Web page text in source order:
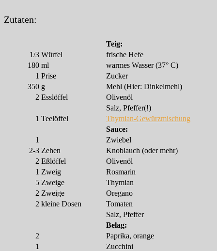
Zutaten:
Teig:
1/3 Würfel
frische Hefe
180 ml
warmes Wasser (37° C)
1 Prise
Zucker
350 g
Mehl (Hier: Dinkelmehl)
2 Esslöffel
Olivenöl
Salz, Pfeffer(!)
1 Teelöffel
Thymian-Gewürzmischung
Sauce:
1
Zwiebel
2-3 Zehen
Knoblauch (oder mehr)
2 Eßlöffel
Olivenöl
1 Zweig
Rosmarin
5 Zweige
Thymian
2 Zweige
Oregano
2 kleine Dosen
Tomaten
Salz, Pfeffer
Belag:
2
Paprika, orange
1
Zucchini